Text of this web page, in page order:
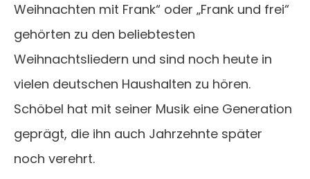
Weihnachten mit Frank“ oder „Frank und frei“
gehörten zu den beliebtesten
Weihnachtsliedern und sind noch heute in
vielen deutschen Haushalten zu hören.
Schöbel hat mit seiner Musik eine Generation
geprägt, die ihn auch Jahrzehnte später
noch verehrt.